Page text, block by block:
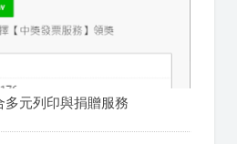
元列印與捐贈服務